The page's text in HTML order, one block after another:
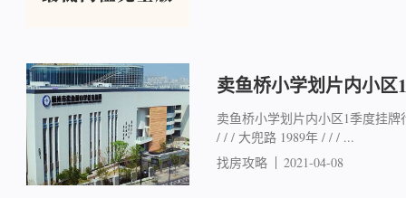
卖鱼桥小学划片内小区
卖鱼桥小学划片内小区1季度挂
/ / / 大兜路 1989年 / / / ...
找房攻略
2021-04-08